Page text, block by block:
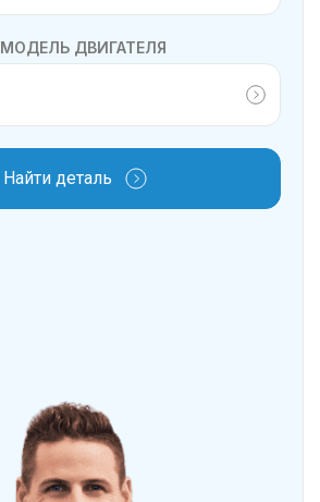
МОДЕЛЬ ДВИГАТЕЛЯ
Найти деталь